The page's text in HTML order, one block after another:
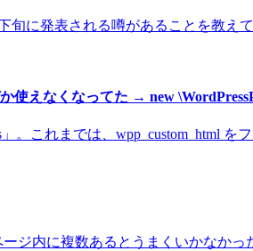
旬に発表される噂があることを教え
使えなくなってた → new
。これまでは、wpp_custom_html を
ジ内に複数あるとうまくいかなか